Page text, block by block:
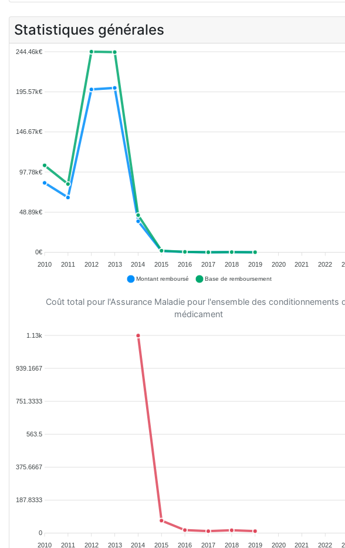
Statistiques générales
244.46k€
195.57k€
146.67k€
97.78k€
48.89k€
0€
2010
2011 2012 2013 2014 2015 2016 2017 2018 2019 2020 2021 2022
Montant remboursé Base de remboursement
Coût total pour l'Assurance Maladie pour l'ensemble des conditionnements
médicament
1.13k
939.1667
751.3333
563.5
375.6667
187.8333
0
2010
2011 2012 2013 2014 2015 2016 2017 2018 2019 2020 2021 2022